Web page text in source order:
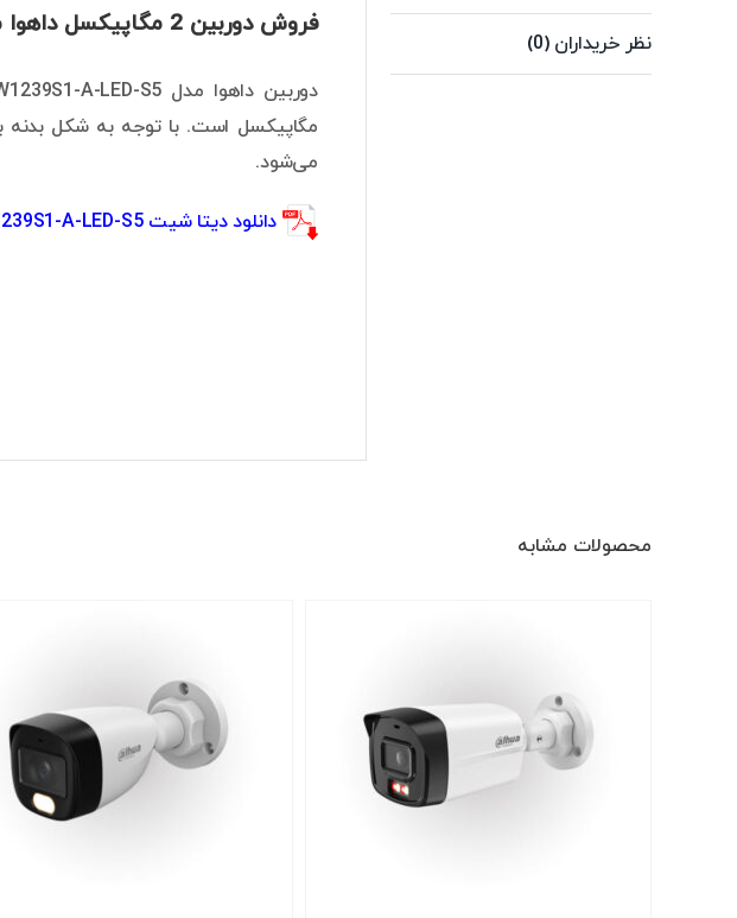
نظر خریداران (0)
فروش دوربین 2 مگاپیکسل داهوا مدل IPC-HFW1239S1-A-LED-S5
می‌شود.
دانلود دیتا شیت IPC-HFW1239S1-A-LED-S5
محصولات مشابه